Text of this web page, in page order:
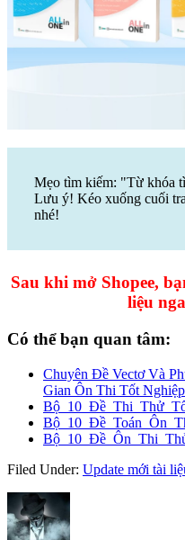
Mẹo tìm kiếm: "Từ khóa
Lưu ý! Kéo xuống cuối
nhé!
Sau khi mở Shopee,
liệu
Có thể bạn quan tâm:
Chuyên Đề Vectơ Và
Gian Ôn Thi Tốt
Filed Under: Update mới tài